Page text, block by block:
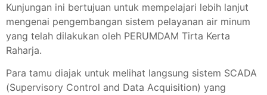
Kunjungan ini bertujuan untuk mempelajari lebih lanjut
mengenai pengembangan sistem pelayanan air minum
yang telah dilakukan oleh PERUMDAM Tirta Kerta
Raharja.
Para tamu diajak untuk melihat langsung sistem SCADA
(Supervisory Control and Data Acquisition) yang